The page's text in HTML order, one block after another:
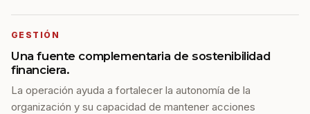
GESTIÓN
Una fuente complementaria de sostenibilidad
financiera.
La operación ayuda a fortalecer la autonomía de la
organización y su capacidad de mantener acciones